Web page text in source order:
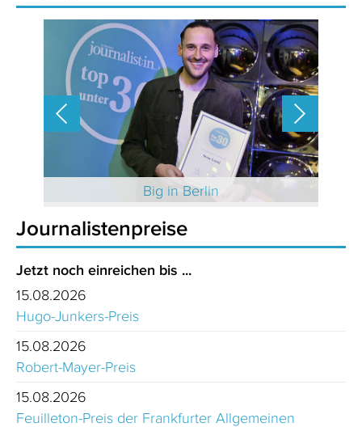
Big in Berlin
Journalistenpreise
Jetzt noch einreichen bis ...
15.08.2026
Hugo-Junkers-Preis
15.08.2026
Robert-Mayer-Preis
15.08.2026
Feuilleton-Preis der Frankfurter Allgemeinen